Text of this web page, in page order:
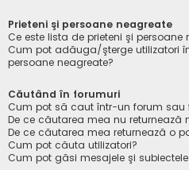
Prieteni şi persoane neagreate
Ce este lista de prieteni şi persoane
Cum pot adăuga/şterge utilizatori
persoane neagreate?
Căutând în forumuri
Cum pot să caut într-un forum sau
De ce căutarea mea nu returnează
De ce căutarea mea returnează o
Cum pot căuta utilizatori?
Cum pot găsi mesajele şi